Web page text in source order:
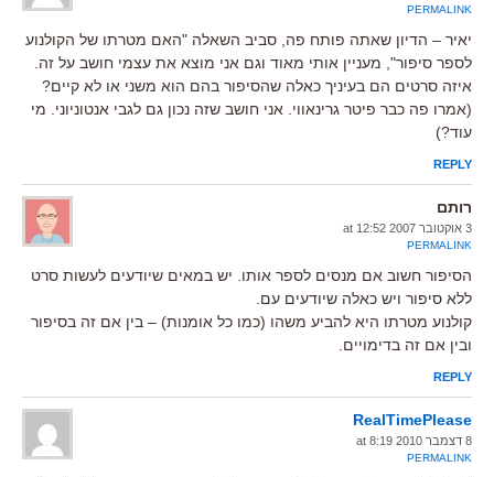
PERMALINK
יאיר – הדיון שאתה פותח פה, סביב השאלה "האם מטרתו של הקולנוע
לספר סיפור", מעניין אותי מאוד וגם אני מוצא את עצמי חושב על זה.
איזה סרטים הם בעיניך כאלה שהסיפור בהם הוא משני או לא קיים?
(אמרו פה כבר פיטר גרינאווי. אני חושב שזה נכון גם לגבי אנטוניוני. מי
עוד?)
REPLY
רותם
3 אוקטובר 2007 at 12:52
PERMALINK
הסיפור חשוב אם מנסים לספר אותו. יש במאים שיודעים לעשות סרט
ללא סיפור ויש כאלה שיודעים עם.
קולנוע מטרתו היא להביע משהו (כמו כל אומנות) – בין אם זה בסיפור
ובין אם זה בדימויים.
REPLY
RealTimePlease
8 דצמבר 2010 at 8:19
PERMALINK